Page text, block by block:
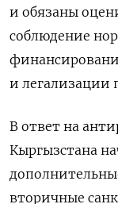
и обязаны
соблюдение
и легализации
В ответ на
Кыргызстана
вторичные